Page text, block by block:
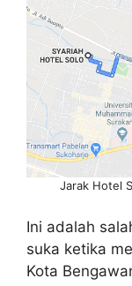
Jarak Hotel
Ini adalah
suka ketika
Kota